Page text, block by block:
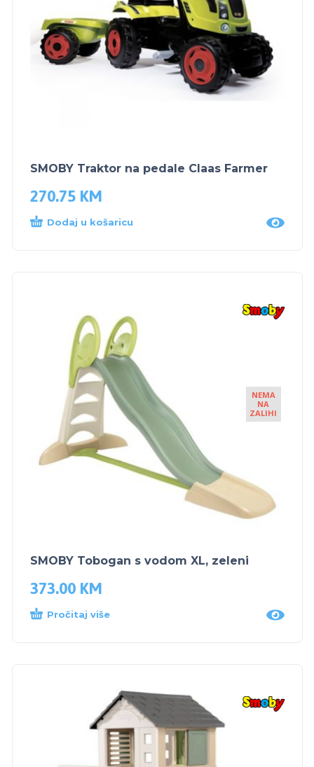
SMOBY Traktor na pedale Claas Farmer
270.75 KM
Dodaj u košaricu
NEMA
NA
ZALIHI
SMOBY Tobogan s vodom XL, zeleni
373.00 KM
Pročitaj više